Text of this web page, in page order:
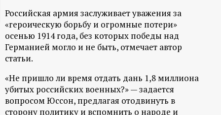
а
ц
и
о
н
Российская армия заслуживает уважения за
«героическую борьбу и огромные потери»
осенью 1914 года, без которых победы над
Германией могло и не быть, отмечает автор
статьи.
«Не пришло ли время отдать дань 1,8 миллиона
убитых российских военных?» — задается
вопросом Юссон, предлагая отодвинуть в
сторону политику и вспомнить о народе и